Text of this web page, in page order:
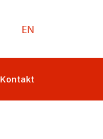
EN
Kontakt